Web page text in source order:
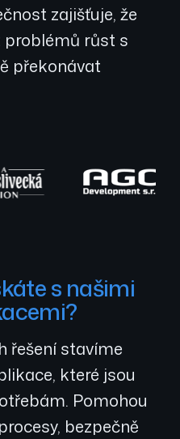
zajišťuje, že
problémů růst s
překonávat
s našimi
řešení stavíme
které jsou
Pomohou
bezpečně